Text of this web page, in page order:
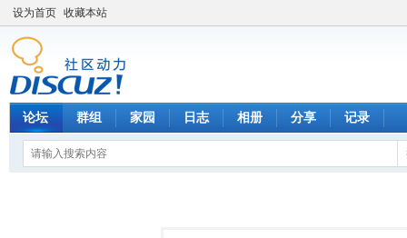
设为首页 收藏本站
论坛 群组 家园 日志 相册 分享 记录